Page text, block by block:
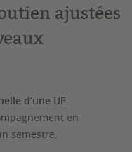
ajustées
d’une UE
en
semestre.